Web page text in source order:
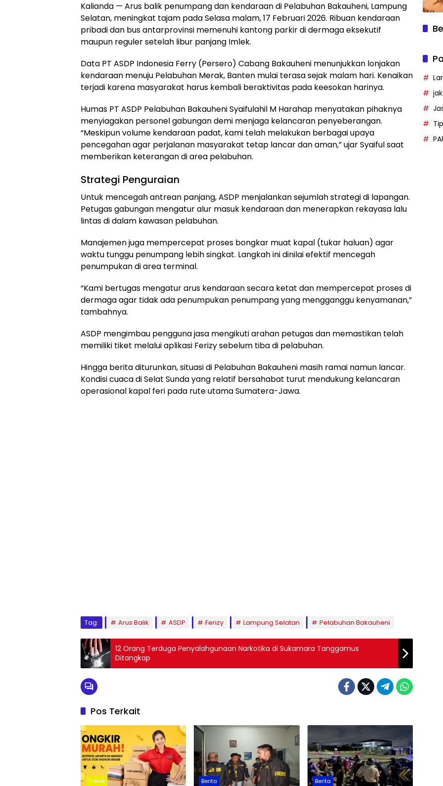
Kalianda — Arus balik penumpang dan kendaraan di Pelabuhan Bakauheni, Lampung
Selatan, meningkat tajam pada Selasa malam, 17 Februari 2026. Ribuan kendaraan
pribadi dan bus antarprovinsi memenuhi kantong parkir di dermaga eksekutif
maupun reguler setelah libur panjang Imlek.
Data PT ASDP Indonesia Ferry (Persero) Cabang Bakauheni menunjukkan lonjakan
kendaraan menuju Pelabuhan Merak, Banten mulai terasa sejak malam hari. Kenaikan
terjadi karena masyarakat harus kembali beraktivitas pada keesokan harinya.
Humas PT ASDP Pelabuhan Bakauheni Syaifulahil M Harahap menyatakan pihaknya
menyiagakan personel gabungan demi menjaga kelancaran penyeberangan.
“Meskipun volume kendaraan padat, kami telah melakukan berbagai upaya
pencegahan agar perjalanan masyarakat tetap lancar dan aman,” ujar Syaiful saat
memberikan keterangan di area pelabuhan.
Strategi Penguraian
Untuk mencegah antrean panjang, ASDP menjalankan sejumlah strategi di lapangan.
Petugas gabungan mengatur alur masuk kendaraan dan menerapkan rekayasa lalu
lintas di dalam kawasan pelabuhan.
Manajemen juga mempercepat proses bongkar muat kapal (tukar haluan) agar
waktu tunggu penumpang lebih singkat. Langkah ini dinilai efektif mencegah
penumpukan di area terminal.
“Kami bertugas mengatur arus kendaraan secara ketat dan mempercepat proses di
dermaga agar tidak ada penumpukan penumpang yang mengganggu kenyamanan,”
tambahnya.
ASDP mengimbau pengguna jasa mengikuti arahan petugas dan memastikan telah
memiliki tiket melalui aplikasi Ferizy sebelum tiba di pelabuhan.
Hingga berita diturunkan, situasi di Pelabuhan Bakauheni masih ramai namun lancar.
Kondisi cuaca di Selat Sunda yang relatif bersahabat turut mendukung kelancaran
operasional kapal feri pada rute utama Sumatera-Jawa.
Tag: Arus Balik ASDP Ferizy Lampung Selatan Pelabuhan Bakauheni
12 Orang Terduga Penyalahgunaan Narkotika di Sukamara Tanggamus
Ditangkap
Pos Terkait
Travel Berita Berita